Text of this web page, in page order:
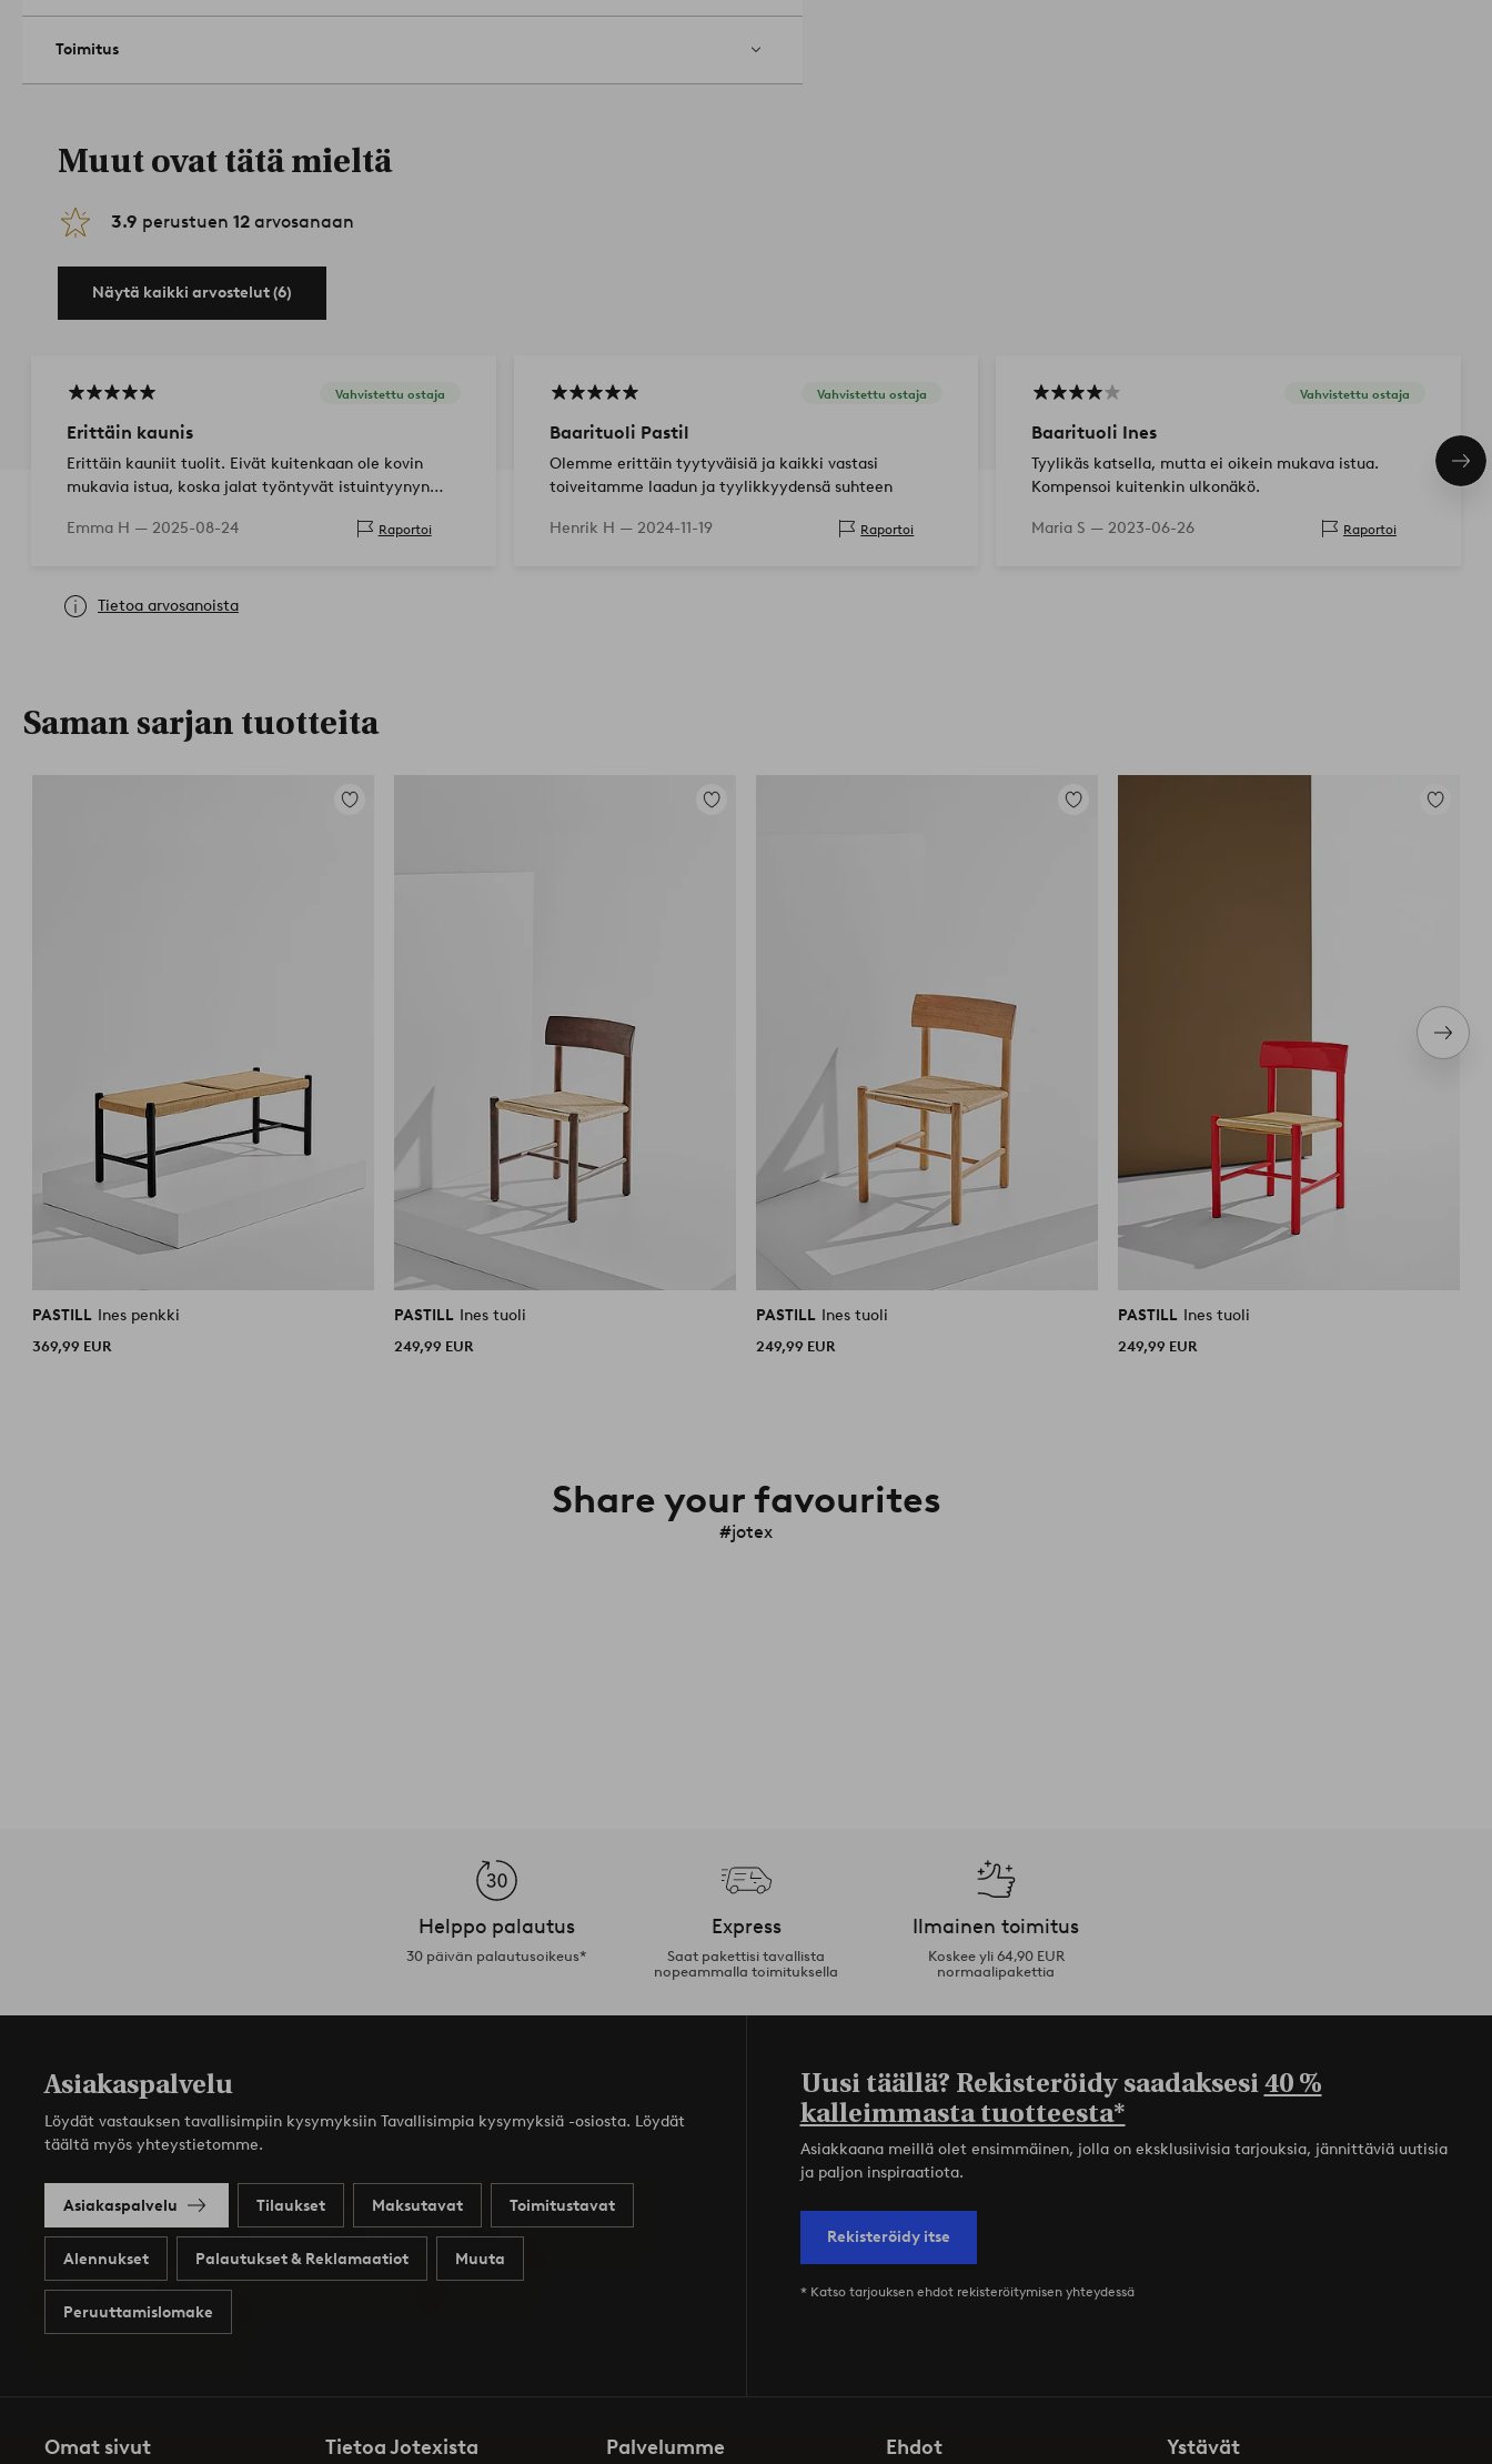
Toimitus
Muut ovat tätä mieltä
3.9 perustuen 12 arvosanaan
Näytä kaikki arvostelut (6)
Vahvistettu ostaja
Erittäin kaunis
Erittäin kauniit tuolit. Eivät kuitenkaan ole kovin
mukavia istua, koska jalat työntyvät istuintyynyn
Emma H — 2025-08-24 Raportoi
Vahvistettu ostaja
Baarituoli Pastil
Olemme erittäin tyytyväisiä ja kaikki vastasi
toiveitamme laadun ja tyylikkyydensä suhteen
Henrik H — 2024-11-19 Raportoi
Vahvistettu ostaja
Baarituoli Ines
Tyylikäs katsella, mutta ei oikein mukava istua.
Kompensoi kuitenkin ulkonäkö.
Maria S — 2023-06-26 Raportoi
Tietoa arvosanoista
Saman sarjan tuotteita
Lisää
PASTILL Ines penkki
369,99 EUR
Lisää
PASTILL Ines tuoli
249,99 EUR
Lisää
PASTILL Ines tuoli
249,99 EUR
Lisää
PASTILL Ines tuoli
249,99 EUR
tuote
Share your favourites
#jotex
Helppo palautus
30 päivän palautusoikeus*
Express
Saat pakettisi tavallista
nopeammalla toimituksella
Ilmainen toimitus
Koskee yli 64,90 EUR
normaalipakettia
Asiakaspalvelu
Löydät vastauksen tavallisimpiin kysymyksiin Tavallisimpia kysymyksiä -osiosta. Löydät
täältä myös yhteystietomme.
Asiakaspalvelu Tilaukset Maksutavat Toimitustavat
Alennukset Palautukset & Reklamaatiot Muuta
Peruuttamislomake
Uusi täällä? Rekisteröidy saadaksesi40 %
kalleimmasta tuotteesta*
Asiakkaana meillä olet ensimmäinen, jolla on eksklusiivisia tarjouksia, jännittäviä uutisia
ja paljon inspiraatiota.
Rekisteröidy itse
* Katso tarjouksen ehdot rekisteröitymisen yhteydessä
Omat sivut Tietoa Jotexista Palvelumme Ehdot Ystävät